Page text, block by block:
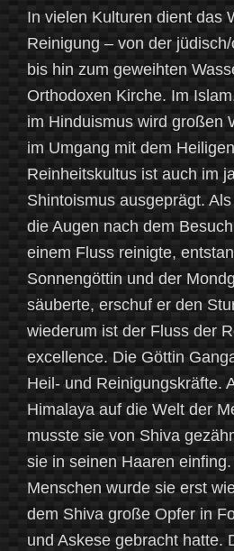
In vielen Kulturen dient das
Reinigung – von der
bis hin zum geweihten
Orthodoxen Kirche. Im
im Hinduismus wird großen
im Umgang mit dem
Reinheitskultus ist auch im
Shintoismus ausgeprägt.
die Augen nach dem
einem Fluss reinigte,
Sonnengöttin und der
säuberte, erschuf er den
wiederum ist der Fluss der
excellence. Die Göttin
Heil- und Reinigungskräfte.
Himalaya auf die Welt der
musste sie von Shiva
sie in seinen Haaren
Menschen wurde sie erst
dem Shiva große Opfer in
und Askese gebracht hatte.